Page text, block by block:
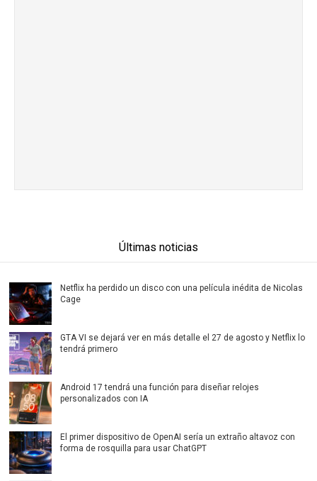
Últimas noticias
Netflix ha perdido un disco con una película inédita de Nicolas
Cage
GTA VI se dejará ver en más detalle el 27 de agosto y Netflix lo
tendrá primero
Android 17 tendrá una función para diseñar relojes
personalizados con IA
El primer dispositivo de OpenAI sería un extraño altavoz con
forma de rosquilla para usar ChatGPT